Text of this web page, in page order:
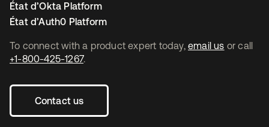
To connect with a product expert today, email us or call
+1-800-425-1267.
Contact us
État d’Okta Platform
État d’Auth0 Platform